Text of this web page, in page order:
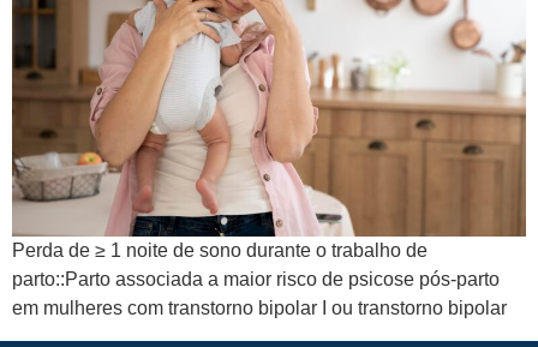
Perda de ≥ 1 noite de sono durante o trabalho de
parto::Parto associada a maior risco de psicose pós-parto
em mulheres com transtorno bipolar I ou transtorno bipolar